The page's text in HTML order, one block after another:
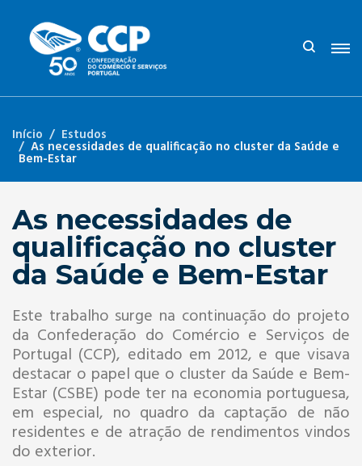
Início Estudos
As necessidades de qualificação no cluster da Saúde e
Bem-Estar
As necessidades de
qualificação no cluster
da Saúde e Bem-Estar
Este trabalho surge na continuação do projeto
da Confederação do Comércio e Serviços de
Portugal (CCP), editado em 2012, e que visava
destacar o papel que o cluster da Saúde e Bem-
Estar (CSBE) pode ter na economia portuguesa,
em especial, no quadro da captação de não
residentes e de atração de rendimentos vindos
do exterior.